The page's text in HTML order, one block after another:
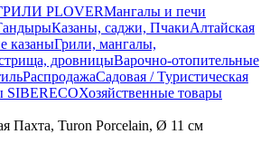
PLOVERМангалы и печи
Казаны, саджи, ПчакиАлтайская
казаныГрили, мангалы,
дровницыВарочно-отопительные
РаспродажаСадовая / Туристическая
SIBERECOХозяйственные товары
Пахта, Turon Porcelain, Ø 11 см